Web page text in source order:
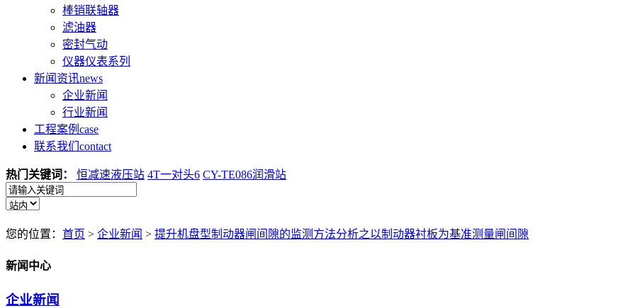
棒销联轴器
滤油器
密封气动
仪器仪表系列
新闻资讯news
企业新闻
行业新闻
工程案例 case
联系我们 contact
热门关键词： 恒减速液压站 4T一对头6 CY-TE086润滑站
您的位置： 首页 > 企业新闻 > 提升机盘型制动器闸间隙的监测方法分析之以制动器衬板为基准测量闸间隙
新闻中心
企业新闻